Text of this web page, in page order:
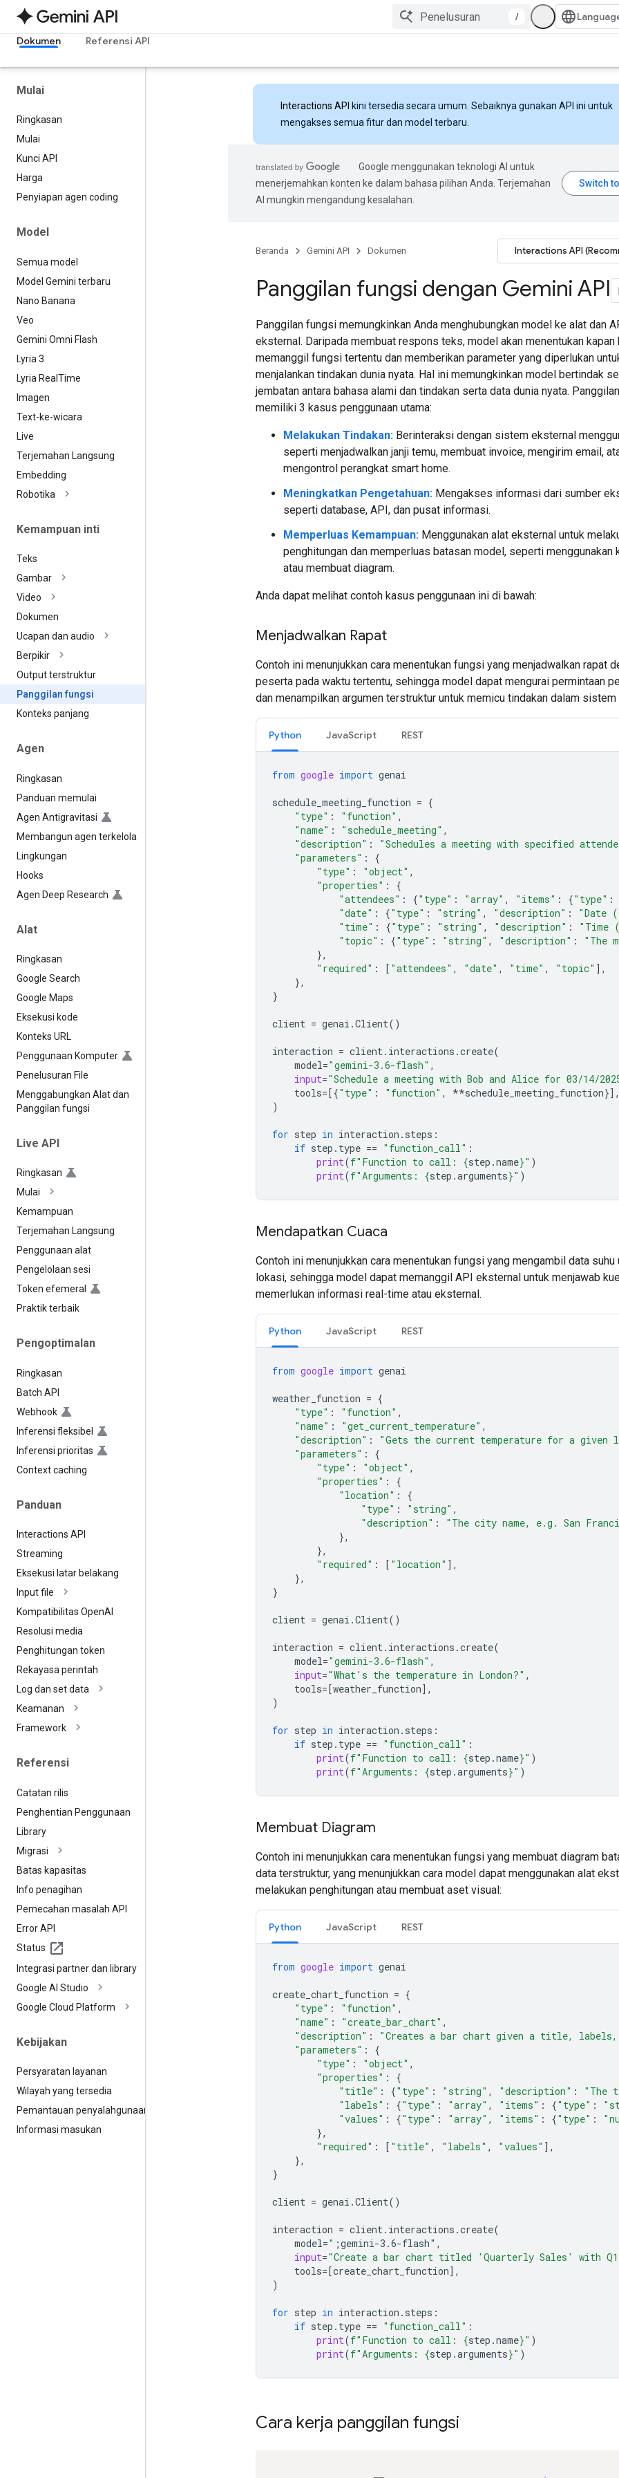
/
Dokumen Referensi API
Mulai
Ringkasan
Mulai
Kunci API
Harga
Penyiapan agen coding
Model
Semua model
Model Gemini terbaru
Nano Banana
Veo
Gemini Omni Flash
Lyria 3
Lyria Real Time
Imagen
Text-ke-wicara
Live
Terjemahan Langsung
Embedding
Robotika
Kemampuan inti
Teks
Gambar
Video
Dokumen
Ucapan dan audio
Berpikir
Output terstruktur
Panggilan fungsi
Konteks panjang
Agen
Ringkasan
Panduan memulai
Agen Antigravitasi
Membangun agen terkelola
Lingkungan
Hooks
Agen Deep Research
Alat
Ringkasan
Google Search
Google Maps
Eksekusi kode
Konteks URL
Penggunaan Komputer
Penelusuran File
Menggabungkan Alat dan
Panggilan fungsi
Live API
Ringkasan
Mulai
Kemampuan
Terjemahan Langsung
Penggunaan alat
Pengelolaan sesi
Token efemeral
Praktik terbaik
Pengoptimalan
Ringkasan
Batch API
Webhook
Inferensi fleksibel
Inferensi prioritas
Context caching
Panduan
Interactions API
Streaming
Eksekusi latar belakang
Input file
Kompatibilitas OpenAI
Resolusi media
Penghitungan token
Rekayasa perintah
Log dan set data
Keamanan
Framework
Referensi
Catatan rilis
Penghentian Penggunaan
Library
Migrasi
Batas kapasitas
Info penagihan
Pemecahan masalah API
Error API
Status
Integrasi partner dan library
Google AI Studio
Google Cloud Platform
Kebijakan
Persyaratan layanan
Wilayah yang tersedia
Pemantauan penyalahgunaan
Informasi masukan
Interactions API kini tersedia secara umum. Sebaiknya gunakan API ini untuk
mengakses semua fitur dan model terbaru.
Google menggunakan teknologi AI untuk
menerjemahkan konten ke dalam bahasa pilihan Anda. Terjemahan
AI mungkin mengandung kesalahan.
Beranda Gemini API Dokumen Interactions API
Panggilan fungsi dengan Gemini API
Panggilan fungsi memungkinkan Anda menghubungkan model ke alat dan
eksternal. Daripada membuat respons teks, model akan menentukan kapan
memanggil fungsi tertentu dan memberikan parameter yang diperlukan
menjalankan tindakan dunia nyata. Hal ini memungkinkan model bertindak
jembatan antara bahasa alami dan tindakan serta data dunia nyata.
memiliki 3 kasus penggunaan utama:
Melakukan Tindakan: Berinteraksi dengan sistem eksternal
seperti menjadwalkan janji temu, membuat invoice, mengirim email,
mengontrol perangkat smart home.
Meningkatkan Pengetahuan: Mengakses informasi dari sumber
seperti database, API, dan pusat informasi.
Memperluas Kemampuan: Menggunakan alat eksternal untuk
penghitungan dan memperluas batasan model, seperti menggunakan
atau membuat diagram.
Anda dapat melihat contoh kasus penggunaan ini di bawah:
Menjadwalkan Rapat
Contoh ini menunjukkan cara menentukan fungsi yang menjadwalkan rapat
peserta pada waktu tertentu, sehingga model dapat mengurai permintaan
dan menampilkan argumen terstruktur untuk memicu tindakan dalam
Python JavaScript REST
from google import genai
schedule_meeting_function = {
"type" : "function" ,
"name" : "schedule_meeting" ,
"description" : "Schedules a meeting with specified
"parameters" :
{
"type" : "object" ,
"properties" :
{
"attendees" : {"type" : "array" , "items" : {"type" :
"date" : {"type" : "string" , "description" : "Date
"time" : {"type" : "string" , "description" : "Time
"topic" : {"type" : "string" , "description" : "The
},
"required" : [ "attendees" , "date" , "time" , "topic" ],
},
}
client = genai .Client()
interaction = client. interactions .create(
model="gemini-3.6-flash" ,
input="Schedule a meeting with Bob and Alice for 03/14/
tools=[{"type" : "function" , **schedule_meeting_function}],
)
for step in interaction . steps :
if step . type == "function_call" :
print(f"Function to call: {step .name}" )
print(f"Arguments: {step .arguments}" )
Mendapatkan Cuaca
Contoh ini menunjukkan cara menentukan fungsi yang mengambil data suhu
lokasi, sehingga model dapat memanggil API eksternal untuk menjawab
memerlukan informasi real-time atau eksternal.
Python JavaScript REST
from google import genai
weather_function = {
"type" : "function" ,
"name" : "get_current_temperature" ,
"description" : "Gets the current temperature for a given
"parameters" :
{
"type" : "object" ,
"properties" :
{
"location" :
{
"type" : "string" ,
"description" : "The city name, e.g. San
},
},
"required" : [ "location" ],
},
}
client = genai .Client()
interaction = client. interactions .create(
model="gemini-3.6-flash" ,
input="What's the temperature in London?" ,
tools=[weather_function],
)
for step in interaction . steps :
if step . type == "function_call" :
print(f"Function to call: {step .name}" )
print(f"Arguments: {step .arguments}" )
Membuat Diagram
Contoh ini menunjukkan cara menentukan fungsi yang membuat diagram
data terstruktur, yang menunjukkan cara model dapat menggunakan alat
melakukan penghitungan atau membuat aset visual:
Python JavaScript REST
from google import genai
create_chart_function = {
"type" : "function" ,
"name" : "create_bar_chart" ,
"description" : "Creates a bar chart given a title, labels,
"parameters" :
{
"type" : "object" ,
"properties" :
{
"title" : {"type" : "string" , "description" : "The
"labels" : {"type" : "array" , "items" : {"type" :
"values" : {"type" : "array" , "items" : {"type" :
},
"required" : [ "title" , "labels" , "values" ],
},
}
client = genai .Client()
interaction = client. interactions .create(
model=" ;gemini-3.6-flash" ,
input="Create a bar chart titled 'Quarterly Sales' with Q1:
tools=[create_chart_function],
)
for step in interaction . steps :
if step . type == "function_call" :
print(f"Function to call: {step .name}" )
print(f"Arguments: {step .arguments}" )
Cara kerja panggilan fungsi